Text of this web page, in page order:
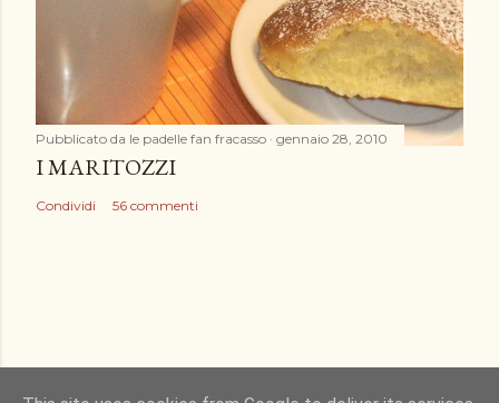
Pubblicato da le padelle fan fracasso gennaio 28, 2010
I MARITOZZI
Condividi 56 commenti